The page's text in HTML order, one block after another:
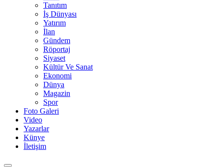
Tanıtım
İş Dünyası
Yatırım
İlan
Gündem
Röportaj
Siyaset
Kültür Ve Sanat
Ekonomi
Dünya
Magazin
Spor
Foto Galeri
Video
Yazarlar
Künye
İletişim